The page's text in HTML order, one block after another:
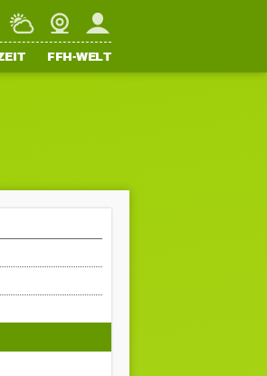
WetterWebcamMein FFH
FFH-WELT